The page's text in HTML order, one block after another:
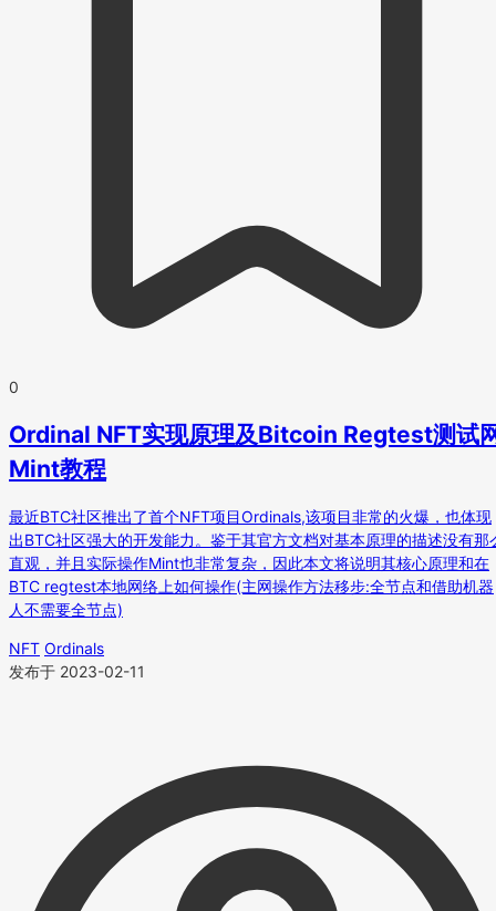
0
Ordinal NFT实现原理及Bitcoin Regtest测试
Mint教程
最近BTC社区推出了首个NFT项目Ordinals,该项目非常的火爆，也体现
出BTC社区强大的开发能力。鉴于其官方文档对基本原理的描述没有那
直观，并且实际操作Mint也非常复杂，因此本文将说明其核心原理和在
BTC regtest本地网络上如何操作(主网操作方法移步:全节点和借助机器
人不需要全节点)
NFT Ordinals
发布于 2023-02-11